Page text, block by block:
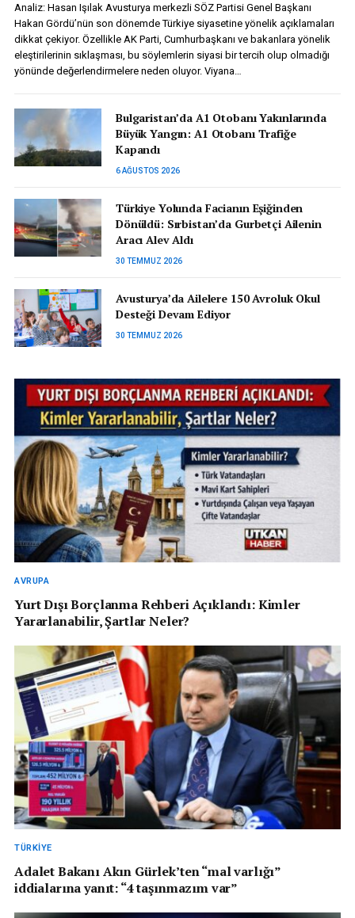
Analiz: Hasan Işılak Avusturya merkezli SÖZ Partisi Genel Başkanı
Hakan Gördü’nün son dönemde Türkiye siyasetine yönelik açıklamaları
dikkat çekiyor. Özellikle AK Parti, Cumhurbaşkanı ve bakanlara yönelik
eleştirilerinin sıklaşması, bu söylemlerin siyasi bir tercih olup olmadığı
yönünde değerlendirmelere neden oluyor. Viyana…
Bulgaristan’da A1 Otobanı Yakınlarında
Büyük Yangın: A1 Otobanı Trafiğe
Kapandı
6 AĞUSTOS 2026
Türkiye Yolunda Facianın Eşiğinden
Dönüldü: Sırbistan’da Gurbetçi Ailenin
Aracı Alev Aldı
30 TEMMUZ 2026
Avusturya’da Ailelere 150 Avroluk Okul
Desteği Devam Ediyor
30 TEMMUZ 2026
AVRUPA
Yurt Dışı Borçlanma Rehberi Açıklandı: Kimler
Yararlanabilir, Şartlar Neler?
TÜRKIYE
Adalet Bakanı Akın Gürlek’ten “mal varlığı”
iddialarına yanıt: “4 taşınmazım var”